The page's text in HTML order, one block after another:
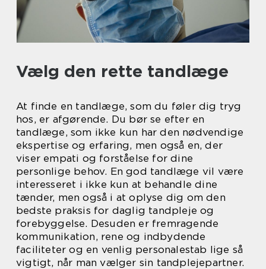
Vælg den rette tandlæge
At finde en tandlæge, som du føler dig tryg
hos, er afgørende. Du bør se efter en
tandlæge, som ikke kun har den nødvendige
ekspertise og erfaring, men også en, der
viser empati og forståelse for dine
personlige behov. En god tandlæge vil være
interesseret i ikke kun at behandle dine
tænder, men også i at oplyse dig om den
bedste praksis for daglig tandpleje og
forebyggelse. Desuden er fremragende
kommunikation, rene og indbydende
faciliteter og en venlig personalestab lige så
vigtigt, når man vælger sin tandplejepartner.